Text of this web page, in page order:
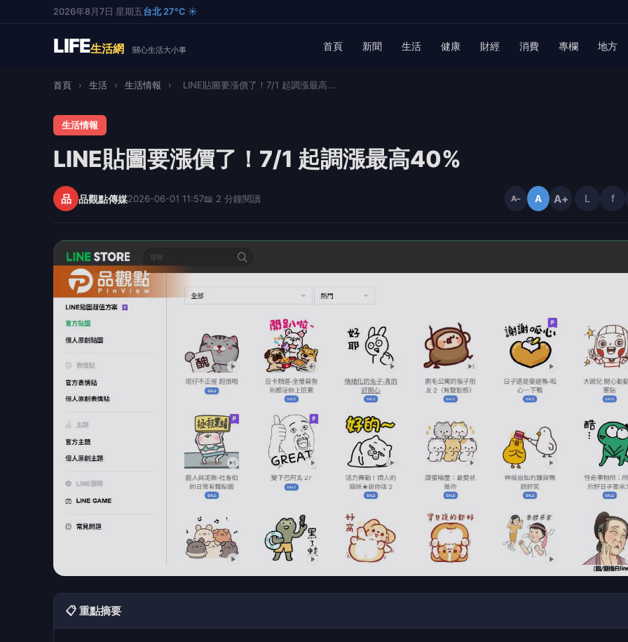
2026年8月7日 星期五台北 27°C ☀️
LIFE生活網 關心生活大小事 首頁 新聞 生活 健康 財經 消費 專欄 地方
首頁 › 生活 › 生活情報 › LINE貼圖要漲價了！7/1 起調漲最高...
生活情報
LINE貼圖要漲價了！7/1 起調漲最高40%
品 品觀點傳媒2026-06-01 11:57📖 2 分鐘閱讀 A− A A+ L f
📋 重點摘要